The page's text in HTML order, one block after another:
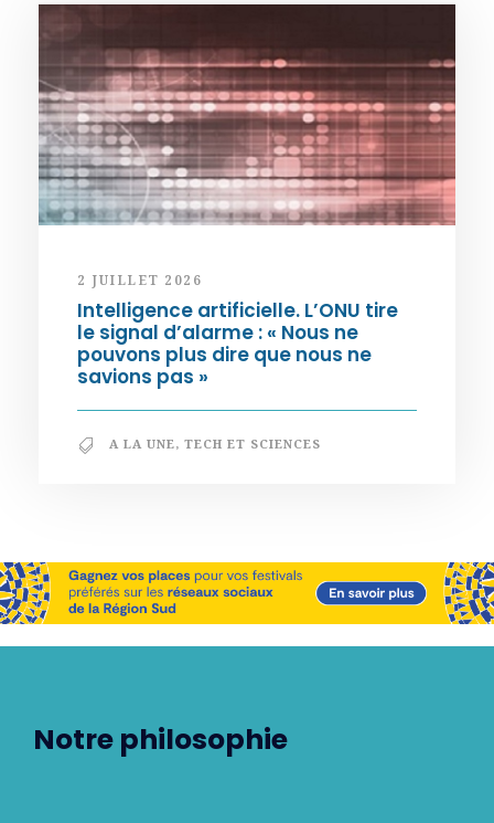
2 JUILLET 2026
Intelligence artificielle. L’ONU tire
le signal d’alarme : « Nous ne
pouvons plus dire que nous ne
savions pas »
A LA UNE, TECH ET SCIENCES
Notre philosophie